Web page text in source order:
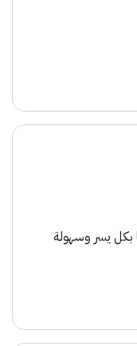
يسر وسهولة